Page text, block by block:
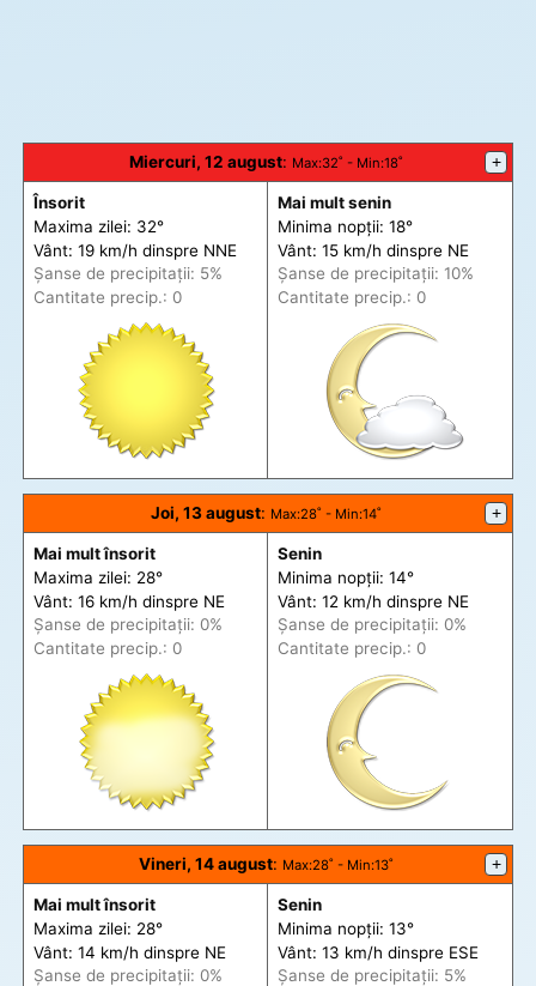
Miercuri, 12 august: Max:32˚ - Min:18˚ +
Însorit
Maxima zilei: 32°
Vânt: 19 km/h dinspre NNE
Șanse de precipitații: 5%
Cantitate precip.: 0
Mai mult senin
Minima nopții: 18°
Vânt: 15 km/h dinspre NE
Șanse de precipitații: 10%
Cantitate precip.: 0
Joi, 13 august: Max:28˚ - Min:14˚ +
Mai mult însorit
Maxima zilei: 28°
Vânt: 16 km/h dinspre NE
Șanse de precipitații: 0%
Cantitate precip.: 0
Senin
Minima nopții: 14°
Vânt: 12 km/h dinspre NE
Șanse de precipitații: 0%
Cantitate precip.: 0
Vineri, 14 august: Max:28˚ - Min:13˚ +
Mai mult însorit
Maxima zilei: 28°
Vânt: 14 km/h dinspre NE
Șanse de precipitații: 0%
Senin
Minima nopții: 13°
Vânt: 13 km/h dinspre ESE
Șanse de precipitații: 5%